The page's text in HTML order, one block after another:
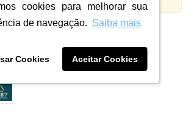
cookies para melhorar sua
de navegação. Saiba mais
Cookies Aceitar Cookies